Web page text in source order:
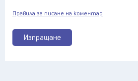
Изпращане
Правила за писане на коментар